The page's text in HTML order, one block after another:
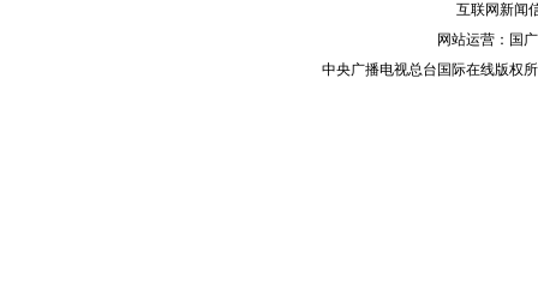
互联网新闻
网站运营：国
中央广播电视总台国际在线版权